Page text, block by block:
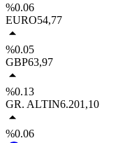
%0.06
EURO54,77
%0.05
GBP63,97
%0.13
GR. ALTIN6.201,10
%0.06